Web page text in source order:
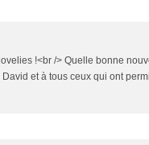
!<br /> Quelle bonne
et à tous ceux qui ont